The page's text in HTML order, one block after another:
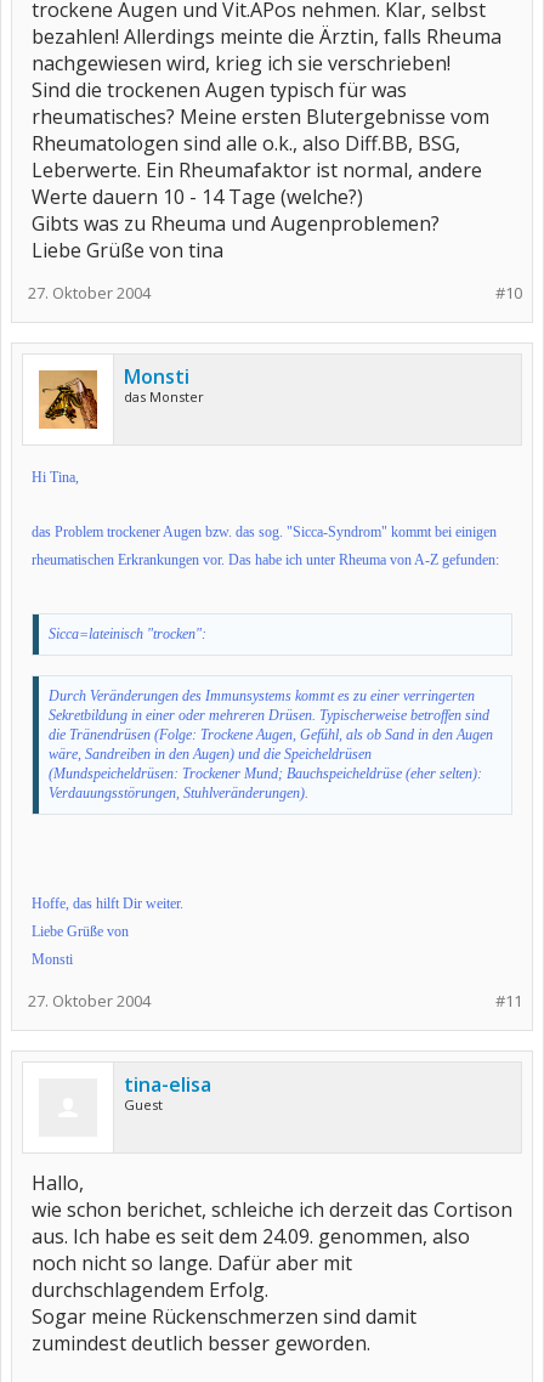
trockene Augen und Vit.APos nehmen. Klar, selbst
bezahlen! Allerdings meinte die Ärztin, falls Rheuma
nachgewiesen wird, krieg ich sie verschrieben!
Sind die trockenen Augen typisch für was
rheumatisches? Meine ersten Blutergebnisse vom
Rheumatologen sind alle o.k., also Diff.BB, BSG,
Leberwerte. Ein Rheumafaktor ist normal, andere
Werte dauern 10 - 14 Tage (welche?)
Gibts was zu Rheuma und Augenproblemen?
Liebe Grüße von tina
#10
27. Oktober 2004
Monsti
das Monster
Hi Tina,
das Problem trockener Augen bzw. das sog. "Sicca-Syndrom" kommt bei einigen
rheumatischen Erkrankungen vor. Das habe ich unter Rheuma von A-Z gefunden:
Sicca=lateinisch "trocken":
Durch Veränderungen des Immunsystems kommt es zu einer verringerten
Sekretbildung in einer oder mehreren Drüsen. Typischerweise betroffen sind
die Tränendrüsen (Folge: Trockene Augen, Gefühl, als ob Sand in den Augen
wäre, Sandreiben in den Augen) und die Speicheldrüsen
(Mundspeicheldrüsen: Trockener Mund; Bauchspeicheldrüse (eher selten):
Verdauungsstörungen, Stuhlveränderungen).
Hoffe, das hilft Dir weiter.
Liebe Grüße von
Monsti
#11
27. Oktober 2004
tina-elisa
Guest
Hallo,
wie schon berichet, schleiche ich derzeit das Cortison
aus. Ich habe es seit dem 24.09. genommen, also
noch nicht so lange. Dafür aber mit
durchschlagendem Erfolg.
Sogar meine Rückenschmerzen sind damit
zumindest deutlich besser geworden.